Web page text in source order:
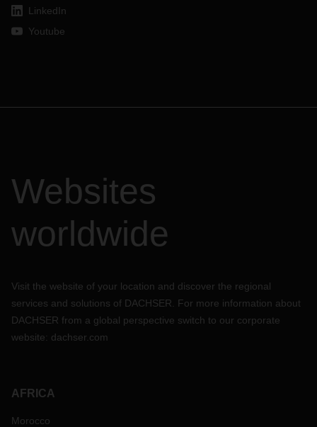
LinkedIn
Youtube
Websites
worldwide
Visit the website of your location and discover the regional
services and solutions of DACHSER. For more information about
DACHSER from a global perspective switch to our corporate
website: dachser.com
AFRICA
Morocco